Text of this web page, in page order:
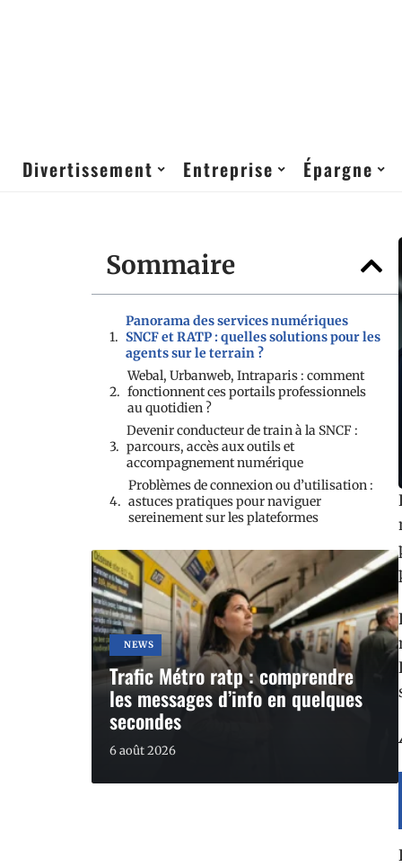
Divertissement Entreprise Épargne
Sommaire
Panorama des services numériques
SNCF et RATP : quelles solutions pour les
agents sur le terrain ?
Webal, Urbanweb, Intraparis : comment
fonctionnent ces portails professionnels
au quotidien ?
Devenir conducteur de train à la SNCF :
parcours, accès aux outils et
accompagnement numérique
Problèmes de connexion ou d’utilisation :
astuces pratiques pour naviguer
sereinement sur les plateformes
NEWS
Trafic Métro ratp : comprendre
les messages d’info en quelques
secondes
6 août 2026